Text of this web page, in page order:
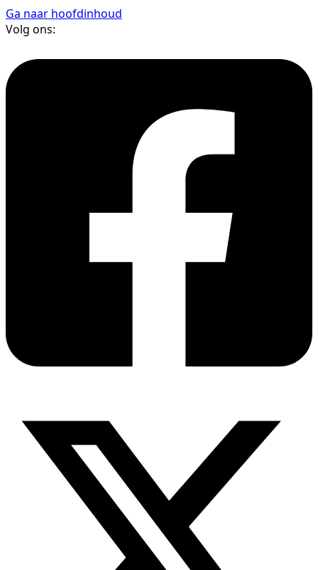
Ga naar hoofdinhoud
Volg ons: